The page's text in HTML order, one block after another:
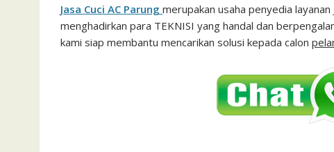
Jasa Cuci AC Parung merupakan usaha penyedia
menghadirkan para TEKNISI yang handal dan
kami siap membantu mencarikan solusi kepada calon